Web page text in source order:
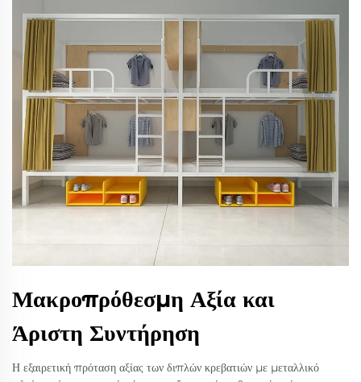
Μακροπρόθεσμη Αξία και
Άριστη Συντήρηση
Η εξαιρετική πρόταση αξίας των διπλών κρεβατιών με μεταλλικό